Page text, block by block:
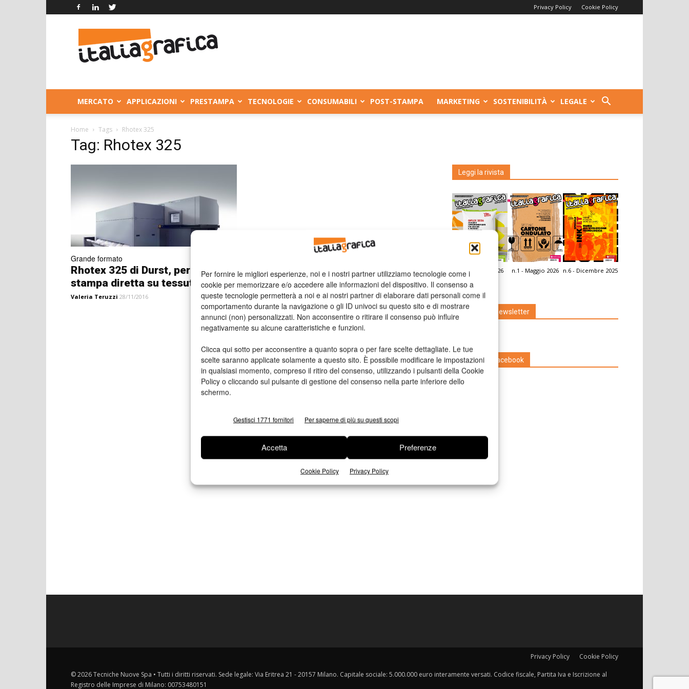
Per fornire le migliori esperienze, noi e i nostri partner utilizziamo tecnologie come i
cookie per memorizzare e/o accedere alle informazioni del dispositivo. Il consenso a
queste tecnologie permetterà a noi e ai nostri partner di elaborare dati personali come il
comportamento durante la navigazione o gli ID univoci su questo sito e di mostrare
annunci (non) personalizzati. Non acconsentire o ritirare il consenso può influire
negativamente su alcune caratteristiche e funzioni.
Clicca qui sotto per acconsentire a quanto sopra o per fare scelte dettagliate. Le tue
scelte saranno applicate solamente a questo sito. È possibile modificare le impostazioni
in qualsiasi momento, compreso il ritiro del consenso, utilizzando i pulsanti della Cookie
Policy o cliccando sul pulsante di gestione del consenso nella parte inferiore dello
schermo.
Gestisci 1771 fornitori Per saperne di più su questi scopi
Accetta Preferenze
Cookie Policy Privacy Policy
Privacy Policy Cookie Policy
Grafica
MERCATO APPLICAZIONI PRESTAMPA TECNOLOGIE CONSUMABILI POST-STAMPA MARKETING SOSTENIBILITÀ LEGALE
Home Tags Rhotex 325
Tag: Rhotex 325
Grande formato
Rhotex 325 di Durst, per la
stampa diretta su tessuto e...
Valeria Teruzzi 28/11/2016
Leggi la rivista
n.2 - Giugno 2026 n.1 - Maggio 2026 n.6 - Dicembre 2025
Edicola Web
Iscriviti alla newsletter
Seguici su Facebook
Privacy Policy Cookie Policy
© 2026 Tecniche Nuove Spa • Tutti i diritti riservati. Sede legale: Via Eritrea 21 - 20157 Milano. Capitale sociale: 5.000.000 euro interamente versati. Codice fiscale, Partita Iva e Iscrizione al
Registro delle Imprese di Milano: 00753480151